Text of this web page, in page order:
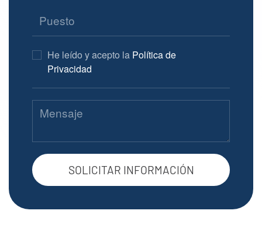
He leído y acepto la Política de
Privacidad
SOLICITAR INFORMACIÓN